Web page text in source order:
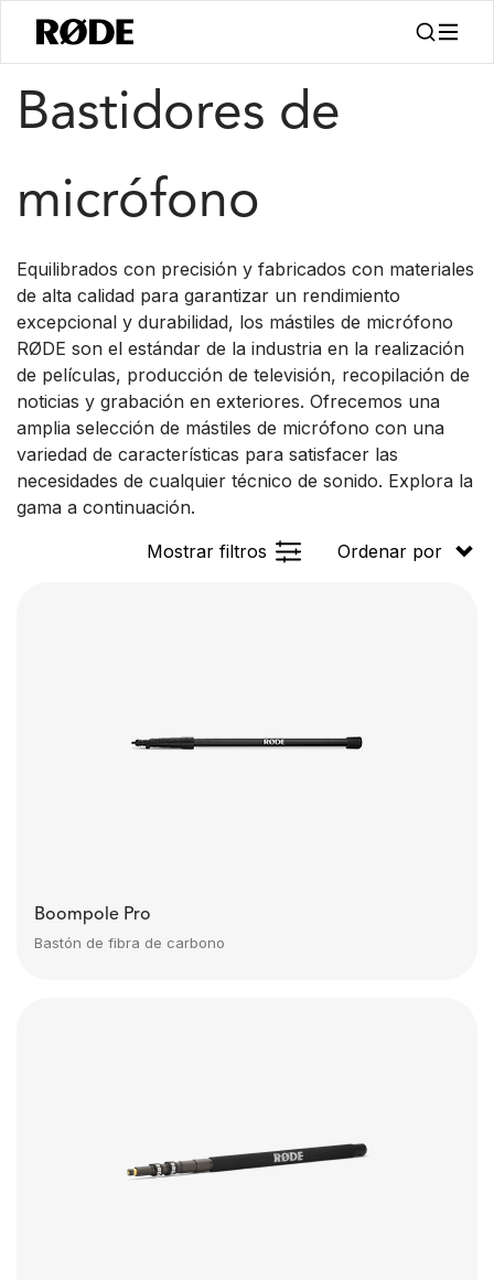
Productos / Accesorios
Bastidores de
micrófono
Equilibrados con precisión y fabricados con materiales
de alta calidad para garantizar un rendimiento
excepcional y durabilidad, los mástiles de micrófono
RØDE son el estándar de la industria en la realización
de películas, producción de televisión, recopilación de
noticias y grabación en exteriores. Ofrecemos una
amplia selección de mástiles de micrófono con una
variedad de características para satisfacer las
necesidades de cualquier técnico de sonido. Explora la
gama a continuación.
Mostrar filtros
Ordenar por
Boompole Pro
Bastón de fibra de carbono